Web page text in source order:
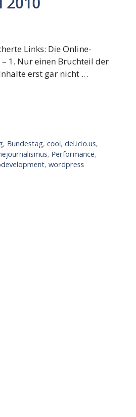
Links: Die Online-
1. Nur einen Bruchteil der
erst gar nicht …
, Bundestag,cool,del.icio.us,
, Performance,
, wordpress